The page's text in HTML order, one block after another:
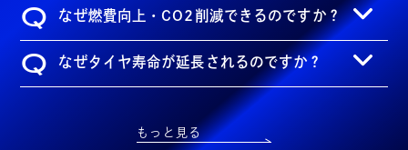
Q なぜ燃費向上・CO2削減できるのですか？
Q なぜタイヤ寿命が延長されるのですか？
もっと見る